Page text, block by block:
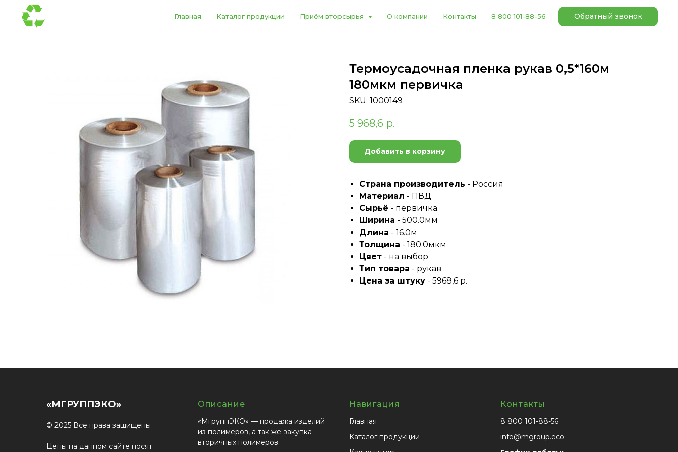
Главная Каталог продукции Приём вторсырья О компании Контакты 8 800 101-88-56 Обратный звонок
Термоусадочная пленка рукав 0,5*160м
180мкм первичка
SKU: 1000149
5 968,6 р.
Добавить в корзину
Страна производитель - Россия
Материал - ПВД
Сырьё - первичка
Ширина - 500.0мм
Длина - 16.0м
Толщина - 180.0мкм
Цвет - на выбор
Тип товара - рукав
Цена за штуку - 5968,6 р.
«МГРУППЭКО»
© 2025 Все права защищены
Цены на данном сайте носят
Описание
«МгруппЭКО» — продажа изделий
из полимеров, а так же закупка
вторичных полимеров.
Навигация
Главная
Каталог продукции
Контакты
8 800 101-88-56
info@mgroup.eco